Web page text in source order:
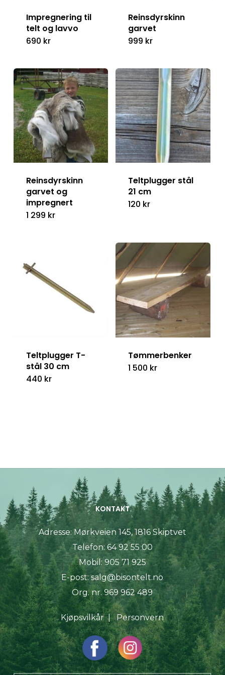
Impregnering til
telt og lavvo
690 kr
Reinsdyrskinn
garvet
999 kr
Reinsdyrskinn
garvet og
impregnert
1 299 kr
Teltplugger stål
21 cm
120 kr
Teltplugger T-
stål 30 cm
440 kr
Tømmerbenker
1 500 kr
KONTAKT
Adresse:Mørkveien 145, 1816 Skiptvet
Telefon: 64 92 55 00
Mobil: 905 71 925
E-post:salg@bisontelt.no
Org. nr. 969 962 489
Kjøpsvilkår|Personvern